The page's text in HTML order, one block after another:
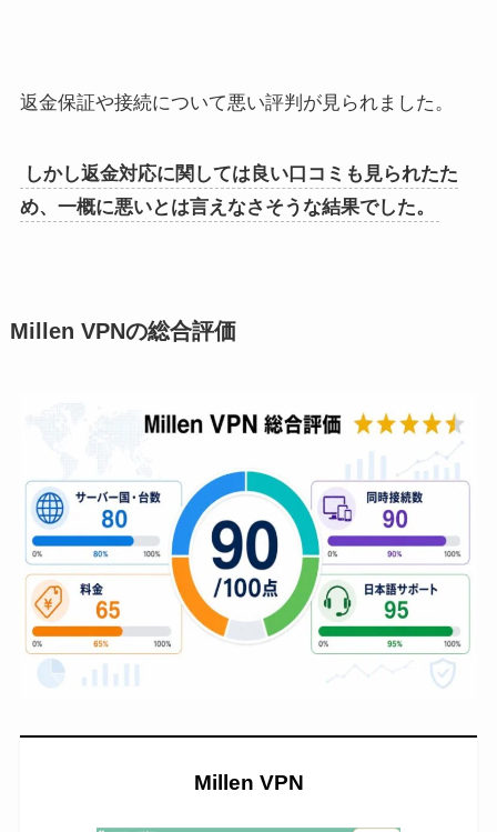
返金保証や接続について悪い評判が見られました。
しかし返金対応に関しては良い口コミも見られたた
め、一概に悪いとは言えなさそうな結果でした。
Millen VPNの総合評価
Millen VPN